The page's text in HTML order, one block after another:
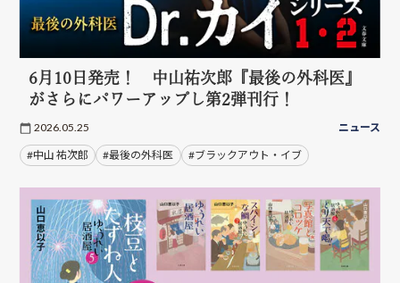
6月10日発売！ 中山祐次郎『最後の外科医』
がさらにパワーアップし第2弾刊行！
2026.05.25 ニュース
#中山 祐次郎 #最後の外科医 #ブラックアウト・イブ